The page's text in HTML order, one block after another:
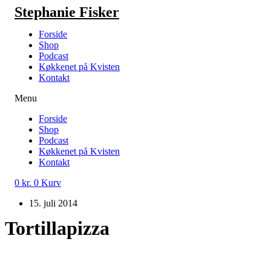
Videre
indhold
Stephanie Fisker
Forside
Shop
Podcast
Køkkenet på Kvisten
Kontakt
Menu
Forside
Shop
Podcast
Køkkenet på Kvisten
Kontakt
0 kr. 0 Kurv
15. juli 2014
Tortillapizza